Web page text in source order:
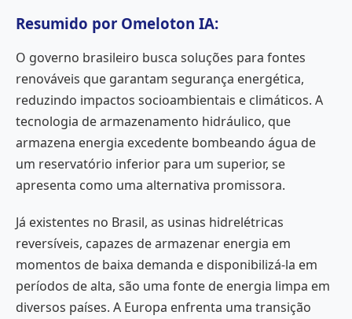
Resumido por Omeloton IA:
O governo brasileiro busca soluções para fontes
renováveis que garantam segurança energética,
reduzindo impactos socioambientais e climáticos. A
tecnologia de armazenamento hidráulico, que
armazena energia excedente bombeando água de
um reservatório inferior para um superior, se
apresenta como uma alternativa promissora.
Já existentes no Brasil, as usinas hidrelétricas
reversíveis, capazes de armazenar energia em
momentos de baixa demanda e disponibilizá-la em
períodos de alta, são uma fonte de energia limpa em
diversos países. A Europa enfrenta uma transição